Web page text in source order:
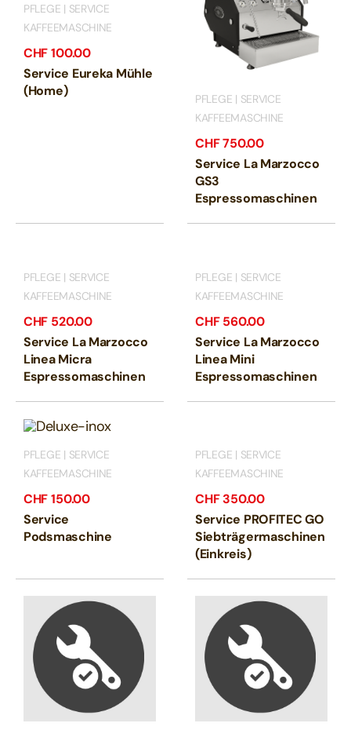
PFLEGE | SERVICE
KAFFEEMASCHINE
CHF 100.00
Service Eureka Mühle
(Home)
PFLEGE | SERVICE
KAFFEEMASCHINE
CHF750.00
Service La Marzocco
GS3
Espressomaschinen
PFLEGE | SERVICE
KAFFEEMASCHINE
CHF 520.00
Service La Marzocco
Linea Micra
Espressomaschinen
PFLEGE | SERVICE
KAFFEEMASCHINE
CHF 560.00
Service La Marzocco
Linea Mini
Espressomaschinen
PFLEGE | SERVICE
KAFFEEMASCHINE
CHF 150.00
Service
Podsmaschine
PFLEGE | SERVICE
KAFFEEMASCHINE
CHF350.00
Service PROFITEC GO
Siebträgermaschinen
(Einkreis)